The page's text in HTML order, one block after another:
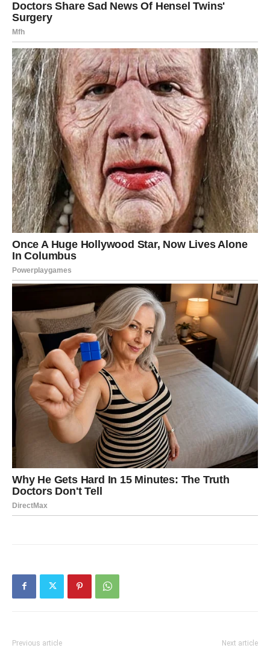
Previous article Next article